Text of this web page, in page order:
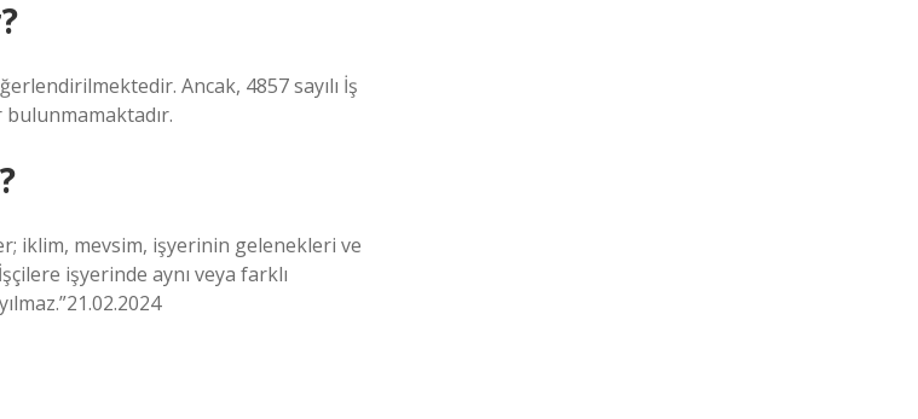
Ancak, 4857 sayılı İş
bulunmamaktadır.
iklim, mevsim, işyerinin gelenekleri ve
işyerinde aynı veya farklı